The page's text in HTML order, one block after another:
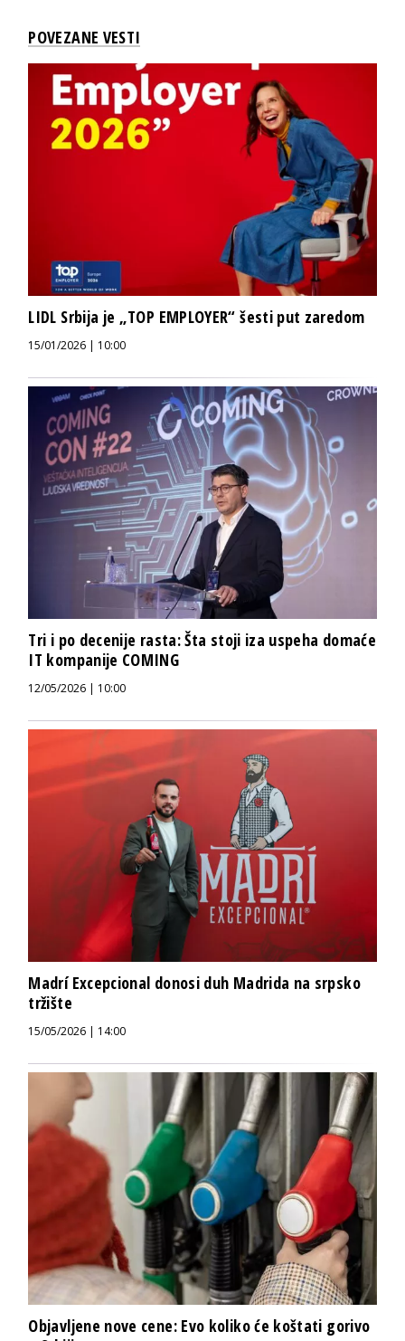
POVEZANE VESTI
LIDL Srbija je „TOP EMPLOYER“ šesti put zaredom
15/01/2026 | 10:00
Tri i po decenije rasta: Šta stoji iza uspeha domaće
IT kompanije COMING
12/05/2026 | 10:00
Madrí Excepcional donosi duh Madrida na srpsko
tržište
15/05/2026 | 14:00
Objavljene nove cene: Evo koliko će koštati gorivo